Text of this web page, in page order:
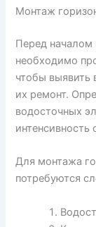
Монтаж
Перед началом
необходимо
чтобы выявить
их ремонт.
водосточных
интенсивность
Для монтажа
потребуются